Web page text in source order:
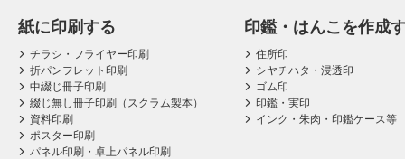
紙に印刷する
チラシ・フライヤー印刷
折パンフレット印刷
中綴じ冊子印刷
綴じ無し冊子印刷（スクラム製本）
資料印刷
ポスター印刷
パネル印刷・卓上パネル印刷
印鑑・はんこを作成
住所印
シヤチハタ・浸透印
ゴム印
印鑑・実印
インク・朱肉・印鑑ケース等